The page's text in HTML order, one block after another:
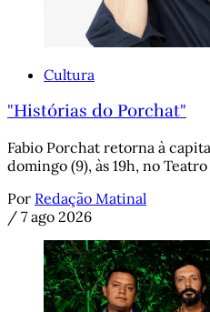
Cultura
"Histórias do Porchat"
Fabio Porchat retorna à
domingo (9), às 19h, no
Por Redação Matinal
/ 7 ago 2026